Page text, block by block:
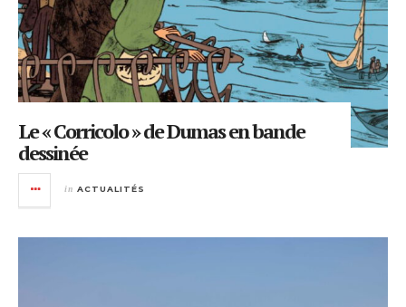
Le « Corricolo » de Dumas en bande
dessinée
in ACTUALITÉS